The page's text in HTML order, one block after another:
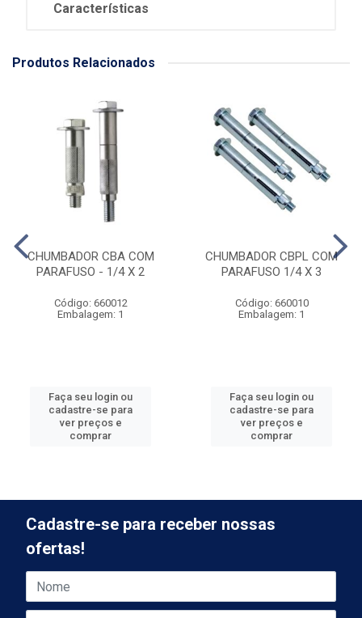
Características
Produtos Relacionados
CHUMBADOR CBA COM
PARAFUSO - 1/4 X 2
Código: 660012
Embalagem: 1
Faça seu login ou
cadastre-se para
ver preços e
comprar
CHUMBADOR CBPL COM
PARAFUSO 1/4 X 3
Código: 660010
Embalagem: 1
Faça seu login ou
cadastre-se para
ver preços e
comprar
Cadastre-se para receber nossas
ofertas!